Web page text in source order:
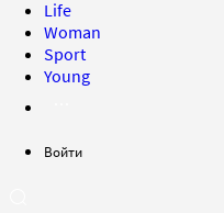
Life
Woman
Sport
Young
Войти